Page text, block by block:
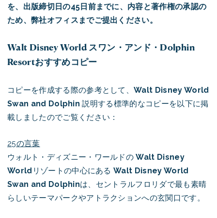
を、出版締切日の45日前までに、内容と著作権の承認の
ため、弊社オフィスまでご提出ください。
Walt Disney World スワン・アンド・Dolphin
Resortおすすめコピー
コピーを作成する際の参考として、Walt Disney World
Swan and Dolphin説明する標準的なコピーを以下に掲
載しましたのでご覧ください：
25の言葉
ウォルト・ディズニー・ワールドのWalt Disney
World リゾートの中心にあるWalt Disney World
Swan and Dolphinは、セントラルフロリダで最も素晴
らしいテーマパークやアトラクションへの玄関口です。